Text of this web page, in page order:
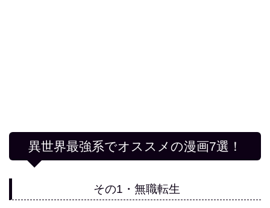
異世界最強系でオススメの漫画7選！
その1・無職転生